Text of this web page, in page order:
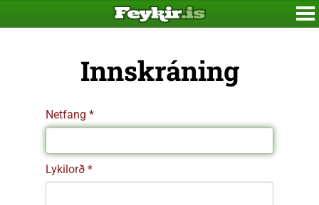
Innskráning
Netfang
Lykilorð